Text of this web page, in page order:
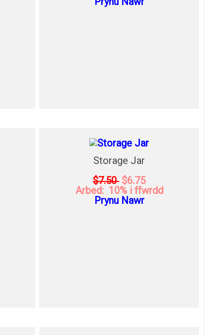
Storage Jar
$7.50 $6.75
Arbed: 10% i ffwrdd
Prynu Nawr